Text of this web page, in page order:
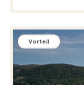
Vorteil